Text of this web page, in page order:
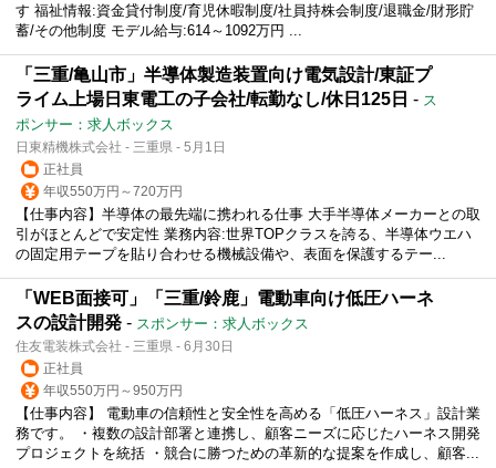
す 福祉情報:資金貸付制度/育児休暇制度/社員持株会制度/退職金/財形貯
蓄/その他制度 モデル給与:614～1092万円 ...
「三重/亀山市」半導体製造装置向け電気設計/東証プ
ライム上場日東電工の子会社/転勤なし/休日125日 - ス
ポンサー：求人ボックス
日東精機株式会社 - 三重県 - 5月1日
正社員
年収550万円～720万円
【仕事内容】半導体の最先端に携われる仕事 大手半導体メーカーとの取
引がほとんどで安定性 業務内容:世界TOPクラスを誇る、半導体ウエハ
の固定用テープを貼り合わせる機械設備や、表面を保護するテー...
「WEB面接可」「三重/鈴鹿」電動車向け低圧ハーネ
スの設計開発 - スポンサー：求人ボックス
住友電装株式会社 - 三重県 - 6月30日
正社員
年収550万円～950万円
【仕事内容】 電動車の信頼性と安全性を高める「低圧ハーネス」設計業
務です。 ・複数の設計部署と連携し、顧客ニーズに応じたハーネス開発
プロジェクトを統括 ・競合に勝つための革新的な提案を作成し、顧客...